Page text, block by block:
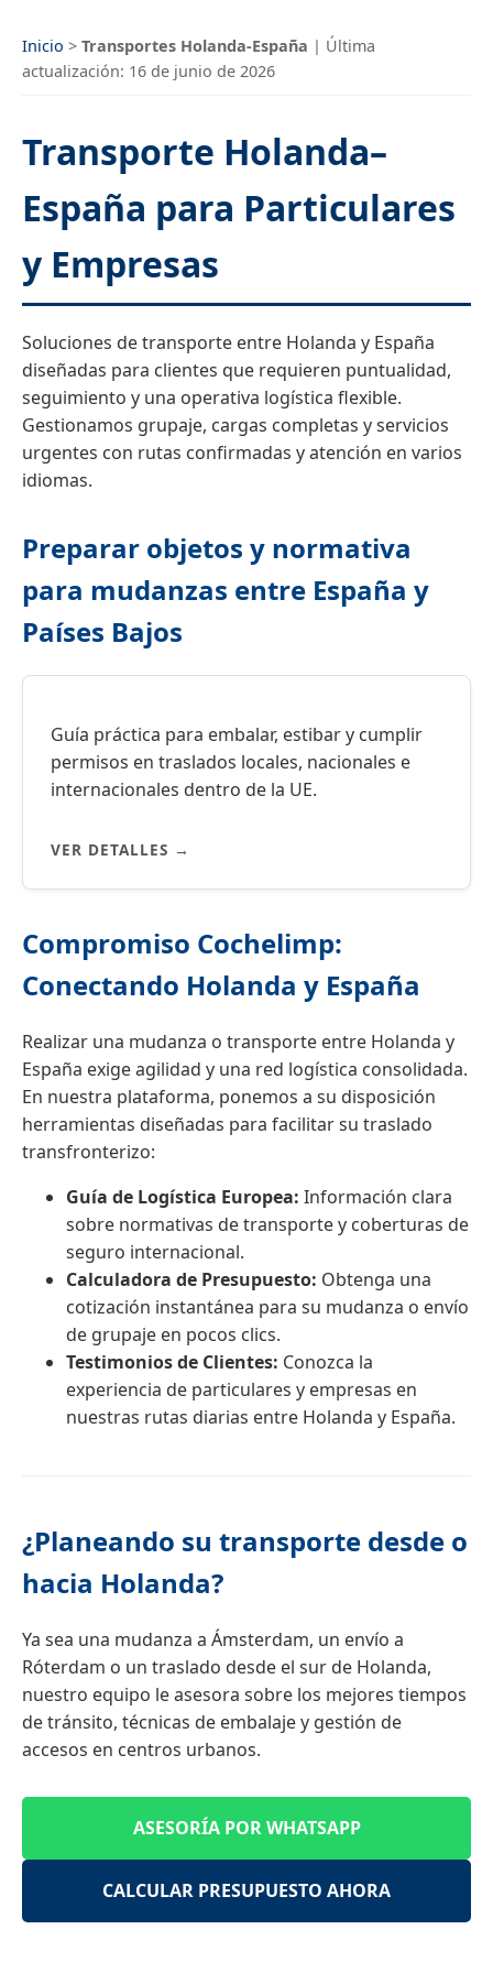
Inicio > Transportes Holanda-España | Última
actualización: 16 de junio de 2026
Transporte Holanda–
España para Particulares
y Empresas
Soluciones de transporte entre Holanda y España
diseñadas para clientes que requieren puntualidad,
seguimiento y una operativa logística flexible.
Gestionamos grupaje, cargas completas y servicios
urgentes con rutas confirmadas y atención en varios
idiomas.
Preparar objetos y normativa
para mudanzas entre España y
Países Bajos
Guía práctica para embalar, estibar y cumplir
permisos en traslados locales, nacionales e
internacionales dentro de la UE.
VER DETALLES →
Compromiso Cochelimp:
Conectando Holanda y España
Realizar una mudanza o transporte entre Holanda y
España exige agilidad y una red logística consolidada.
En nuestra plataforma, ponemos a su disposición
herramientas diseñadas para facilitar su traslado
transfronterizo:
Guía de Logística Europea: Información clara
sobre normativas de transporte y coberturas de
seguro internacional.
Calculadora de Presupuesto: Obtenga una
cotización instantánea para su mudanza o envío
de grupaje en pocos clics.
Testimonios de Clientes: Conozca la
experiencia de particulares y empresas en
nuestras rutas diarias entre Holanda y España.
¿Planeando su transporte desde o
hacia Holanda?
Ya sea una mudanza a Ámsterdam, un envío a
Róterdam o un traslado desde el sur de Holanda,
nuestro equipo le asesora sobre los mejores tiempos
de tránsito, técnicas de embalaje y gestión de
accesos en centros urbanos.
ASESORÍA POR WHATSAPP
CALCULAR PRESUPUESTO AHORA